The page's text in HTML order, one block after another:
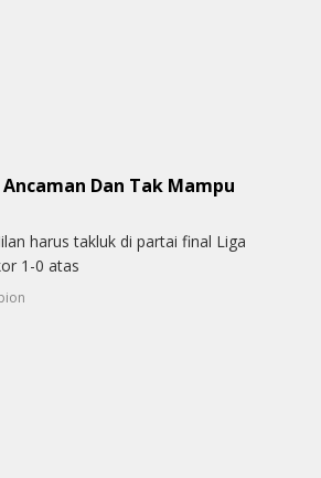
Dan Tak Mampu
harus takluk di partai final Liga
1-0 atas